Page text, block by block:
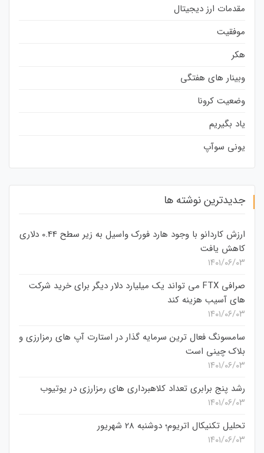
مقدمات ارز دیجیتال
موفقیت
هکر
وبینار های هفتگی
وضعیت کرونا
یاد بگیریم
یونی سوآپ
جدیدترین نوشته ها
ارزش کاردانو با وجود هارد فورک واسیل به زیر سطح 0.44 دلاری
کاهش یافت
۱۴۰۱/۰۶/۰۳
صرافی FTX می تواند یک میلیارد دلار دیگر برای خرید شرکت
های آسیب هزینه کند
۱۴۰۱/۰۶/۰۳
سامسونگ فعال‌ ترین سرمایه‌ گذار در استارت‌ آپ‌ های رمزارزی و
بلاک چینی است
۱۴۰۱/۰۶/۰۳
رشد پنج برابری تعداد کلاهبرداری های رمزارزی در یوتیوب
۱۴۰۱/۰۶/۰۳
تحلیل تکنیکال اتریوم؛ دوشنبه 28 شهریور
۱۴۰۱/۰۶/۰۳